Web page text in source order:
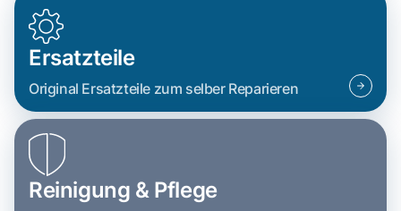
Ersatzteile
Original Ersatzteile zum selber Reparieren
Reinigung & Pflege